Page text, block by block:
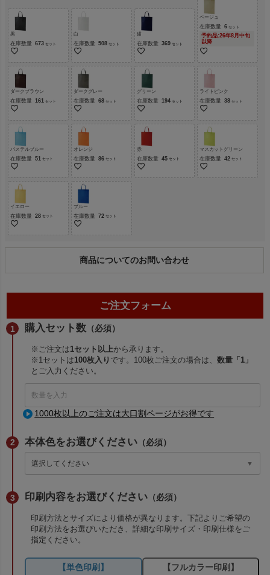
黒
在庫数量 673
白
在庫数量 508
紺
在庫数量 369
ベージュ
在庫数量 6
予約品:26年8月中旬
以降
ダークブラウン
在庫数量 161
ダークグレー
在庫数量 68
グリーン
在庫数量 194
ライトピンク
在庫数量 38
パステルブルー
在庫数量 51
オレンジ
在庫数量 86
赤
在庫数量 45
マスカットグリーン
在庫数量 42
イエロー
在庫数量 28
ブルー
在庫数量 72
商品についてのお問い合わせ
ご注文フォーム
購入セット数 （必須）
※ご注文は1セット以上から承ります。
※1セットは100枚入り です。100枚ご注文の場合は、数量「1」
とご入力ください。
1000枚以上のご注文は大口割ページがお得です
本体色をお選びください （必須）
印刷内容をお選びください （必須）
印刷方法とサイズにより価格が異なります。下記よりご希望の
印刷方法をお選びいただき、詳細な印刷サイズ・印刷仕様をご
指定ください。
【単色印刷】 【フルカラー印刷】